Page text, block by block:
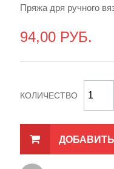
Пряжа дря ручного
94,00 РУБ.
КОЛИЧЕСТВО